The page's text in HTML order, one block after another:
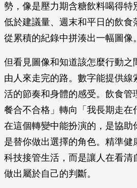
勢，像是壓力期含糖飲料喝得特
低於建議量、週末和平日的飲食
從累積的紀錄中拼湊出一幅圖像
但看見圖像和知道該怎麼行動之
由人來走完的路。數字能提供線
活的節奏和身體的感受。飲食管
餐合不合格」轉向「我長期走在
在這個轉變中能扮演的，是協助
是替你做出選擇的角色。精準健
科技接管生活，而是讓人在看清
做出屬於自己的判斷。